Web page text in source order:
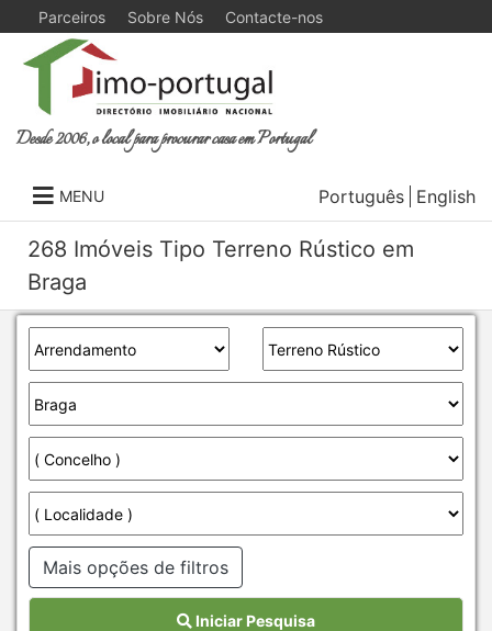
Parceiros Sobre Nós Contacte-nos
Desde 2006, o local para procurar casa em Portugal
MENU Português English
268 Imóveis Tipo Terreno Rústico em
Braga
Mais opções de filtros
Iniciar Pesquisa